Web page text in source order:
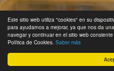
Este sitio web utiliza "cookies" en su
para ayudarnos a mejorar, ya que nos da
navegar y continuar en el sitio web
Política de Cookies. Saber más